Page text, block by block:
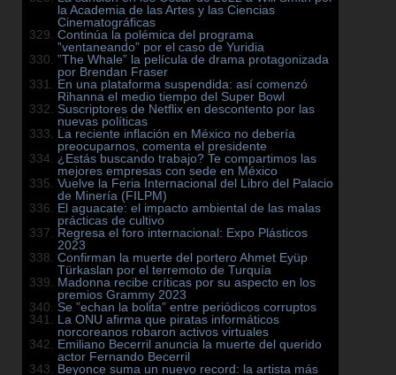
la Academia de las Artes y las Ciencias
Cinematográficas
Continúa la polémica del programa
”ventaneando” por el caso de Yuridia
”The Whale” la película de drama protagonizada
por Brendan Fraser
En una plataforma suspendida: así comenzó
Rihanna el medio tiempo del Super Bowl
Suscriptores de Netflix en descontento por las
nuevas políticas
La reciente inflación en México no debería
preocuparnos, comenta el presidente
¿Estás buscando trabajo? Te compartimos las
mejores empresas con sede en México
Vuelve la Feria Internacional del Libro del Palacio
de Minería (FILPM)
El aguacate: el impacto ambiental de las malas
prácticas de cultivo
Regresa el foro internacional: Expo Plásticos
2023
Confirman la muerte del portero Ahmet Eyüp
Türkaslan por el terremoto de Turquía
Madonna recibe críticas por su aspecto en los
premios Grammy 2023
Se ”echan la bolita” entre periódicos corruptos
La ONU afirma que piratas informáticos
norcoreanos robaron activos virtuales
Emiliano Becerril anuncia la muerte del querido
actor Fernando Becerril
Beyonce suma un nuevo record: la artista más